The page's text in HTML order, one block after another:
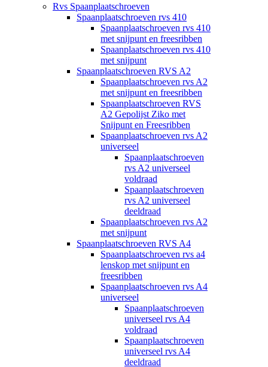
Rvs Spaanplaatschroeven
Spaanplaatschroeven rvs 410
Spaanplaatschroeven rvs 410
met snijpunt en freesribben
Spaanplaatschroeven rvs 410
met snijpunt
Spaanplaatschroeven RVS A2
Spaanplaatschroeven rvs A2
met snijpunt en freesribben
Spaanplaatschroeven RVS
A2 Gepolijst Ziko met
Snijpunt en Freesribben
Spaanplaatschroeven rvs A2
universeel
Spaanplaatschroeven
rvs A2 universeel
voldraad
Spaanplaatschroeven
rvs A2 universeel
deeldraad
Spaanplaatschroeven rvs A2
met snijpunt
Spaanplaatschroeven RVS A4
Spaanplaatschroeven rvs a4
lenskop met snijpunt en
freesribben
Spaanplaatschroeven rvs A4
universeel
Spaanplaatschroeven
universeel rvs A4
voldraad
Spaanplaatschroeven
universeel rvs A4
deeldraad